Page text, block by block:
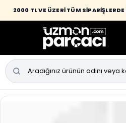
2000 TL VE ÜZERİ TÜM
Desi / hacim sınırını aşan kaporta